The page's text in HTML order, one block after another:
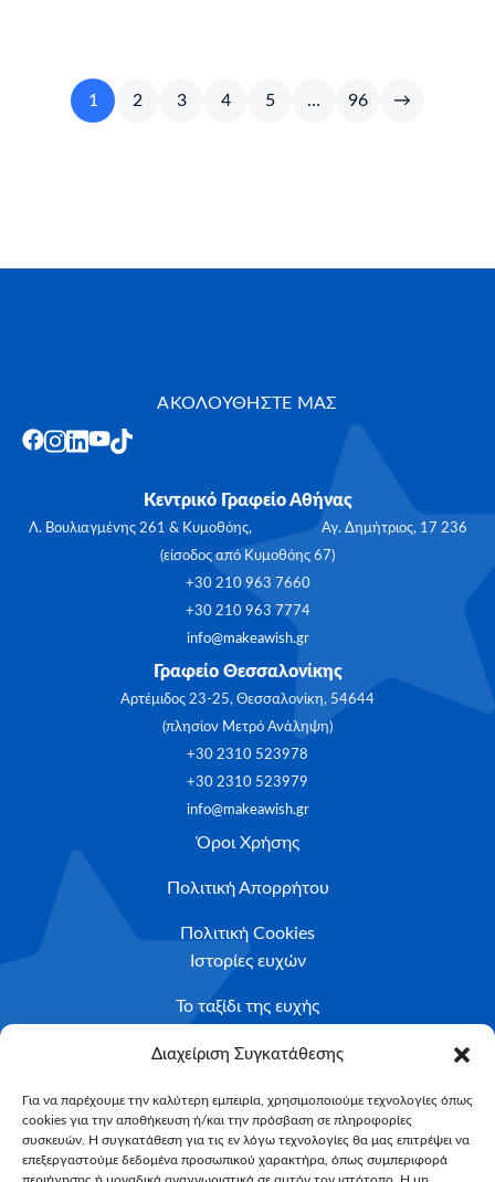
Διαχείριση Συγκατάθεσης
Για να παρέχουμε την καλύτερη εμπειρία, χρησιμοποιούμε τεχνολογίες όπως
cookies για την αποθήκευση ή/και την πρόσβαση σε πληροφορίες
συσκευών. Η συγκατάθεση για τις εν λόγω τεχνολογίες θα μας επιτρέψει να
επεξεργαστούμε δεδομένα προσωπικού χαρακτήρα, όπως συμπεριφορά
1 2 3 4 5 … 96 →
ΑΚΟΛΟΥΘΗΣΤΕ ΜΑΣ
Κεντρικό Γραφείο Αθήνας
Λ. Βουλιαγμένης 261 & Κυμοθόης, Αγ. Δημήτριος, 17 236
(είσοδος από Κυμοθόης 67)
+30 210 963 7660
+30 210 963 7774
info@makeawish.gr
Γραφείο Θεσσαλονίκης
Αρτέμιδος 23-25, Θεσσαλονίκη, 54644
(πλησίον Μετρό Ανάληψη)
+30 2310 523978
+30 2310 523979
info@makeawish.gr
Όροι Χρήσης
Πολιτική Απορρήτου
Πολιτική Cookies
Ιστορίες ευχών
Το ταξίδι της ευχής
Κριτήρια Καταλληλότητας
Υποβολή Αιτήματος
NEWSLETTER
Email*